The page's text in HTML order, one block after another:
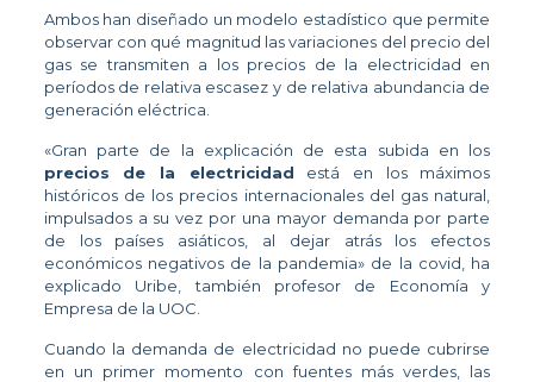
Ambos han diseñado un modelo estadístico que permite
observar con qué magnitud las variaciones del precio del
gas se transmiten a los precios de la electricidad en
períodos de relativa escasez y de relativa abundancia de
generación eléctrica.
«Gran parte de la explicación de esta subida en los
precios de la electricidad está en los máximos
históricos de los precios internacionales del gas natural,
impulsados a su vez por una mayor demanda por parte
de los países asiáticos, al dejar atrás los efectos
económicos negativos de la pandemia» de la covid, ha
explicado Uribe, también profesor de Economía y
Empresa de la UOC.
Cuando la demanda de electricidad no puede cubrirse
en un primer momento con fuentes más verdes, las